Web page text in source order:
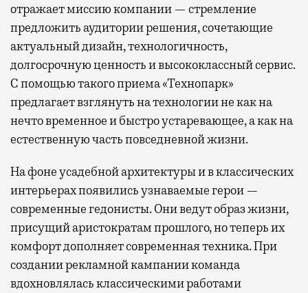
отражает миссию компании — стремление
предложить аудитории решения, сочетающие
актуальный дизайн, технологичность,
долгосрочную ценность и высококлассный сервис.
С помощью такого приема «Технопарк»
предлагает взглянуть на технологии не как на
нечто временное и быстро устаревающее, а как на
естественную часть повседневной жизни.
На фоне усадебной архитектуры и в классических
интерьерах появились узнаваемые герои —
современные гедонисты. Они ведут образ жизни,
присущий аристократам прошлого, но теперь их
комфорт дополняет современная техника. При
создании рекламной кампании команда
вдохновлялась классическими работами